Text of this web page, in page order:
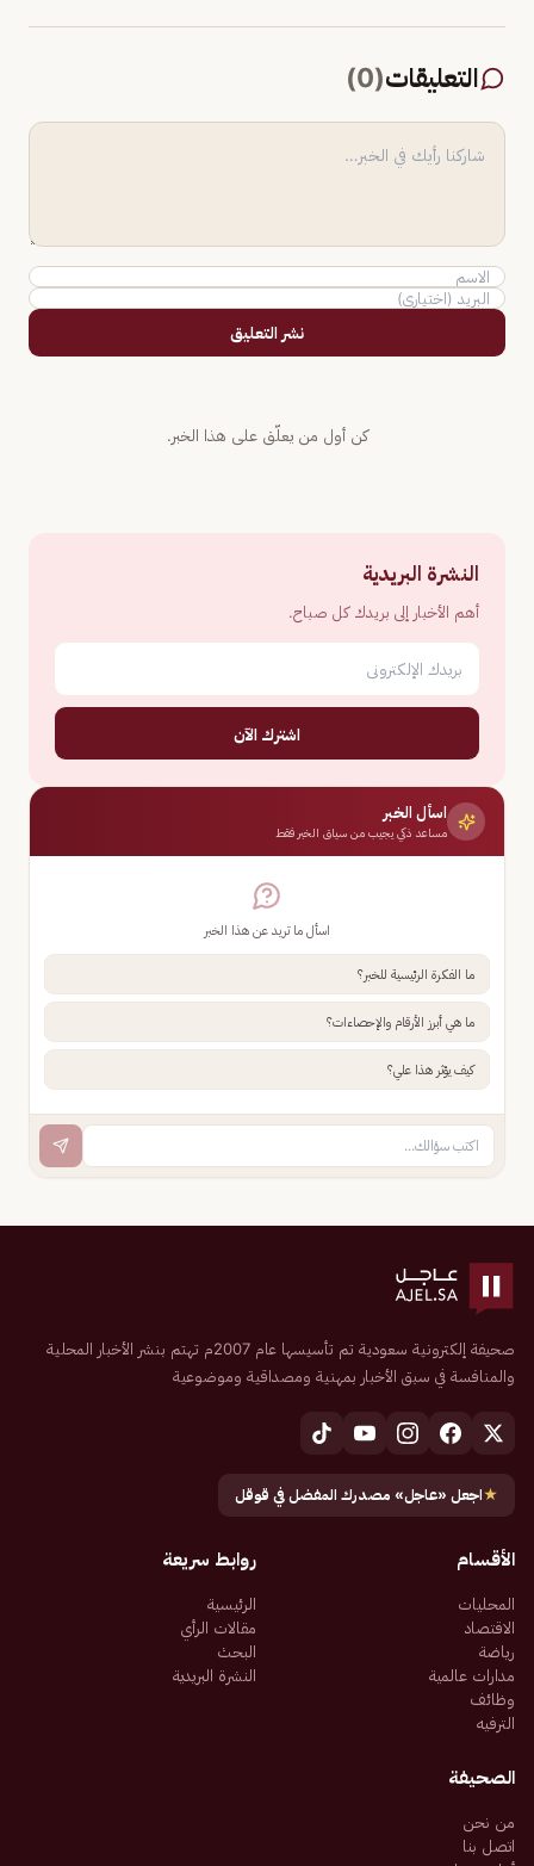
التعليقات(
0
)
نشر التعليق
كن أول من يعلّق على هذا الخبر.
النشرة البريدية
أهم الأخبار إلى بريدك كل صباح.
اشترك الآن
اسأل الخبر
مساعد ذكي يجيب من سياق الخبر فقط
اسأل ما تريد عن هذا الخبر
ما الفكرة الرئيسية للخبر؟
ما هي أبرز الأرقام والإحصاءات؟
كيف يؤثر هذا علي؟
صحيفة إلكترونية سعودية تم تأسيسها عام 2007م تهتم بنشر الأخبار المحلية
والمنافسة في سبق الأخبار بمهنية ومصداقية وموضوعية
★اجعل «عاجل» مصدرك المفضل في قوقل
الأقسام
المحليات
الاقتصاد
رياضة
مدارات عالمية
وظائف
الترفيه
روابط سريعة
الرئيسية
مقالات الرأي
البحث
النشرة البريدية
الصحيفة
من نحن
اتصل بنا